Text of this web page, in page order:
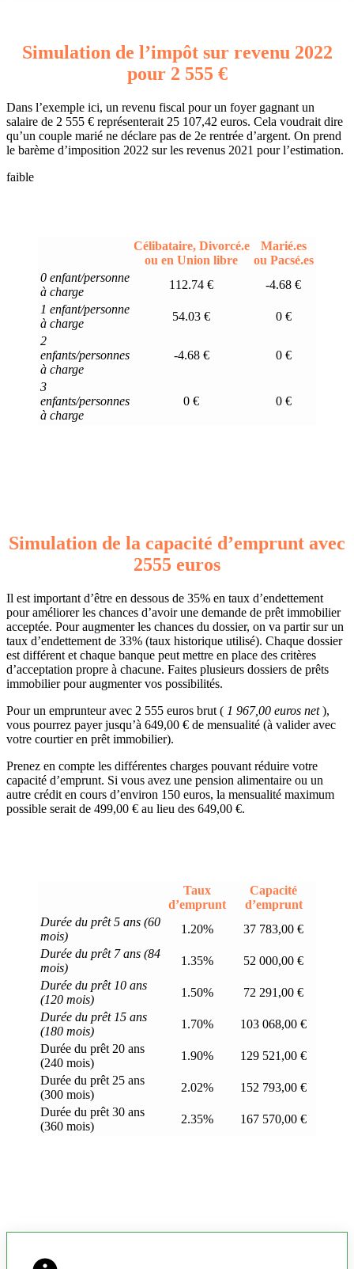
Simulation de l’impôt sur revenu 2022
pour 2 555 €
Dans l’exemple ici, un revenu fiscal pour un foyer gagnant un
salaire de 2 555 € représenterait 25 107,42 euros. Cela voudrait dire
qu’un couple marié ne déclare pas de 2e rentrée d’argent. On prend
le barème d’imposition 2022 sur les revenus 2021 pour l’estimation.
faible
Célibataire, Divorcé.e
ou en Union libre
Marié.es
ou Pacsé.es
0 enfant/personne
à charge
112.74 €
-4.68 €
1 enfant/personne
à charge
54.03 €
0 €
2
enfants/personnes
à charge
-4.68 € 0 €
3
enfants/personnes
à charge
0 € 0 €
Simulation de la capacité d’emprunt avec
2555 euros
Il est important d’être en dessous de 35% en taux d’endettement
pour améliorer les chances d’avoir une demande de prêt immobilier
acceptée. Pour augmenter les chances du dossier, on va partir sur un
taux d’endettement de 33% (taux historique utilisé). Chaque dossier
est différent et chaque banque peut mettre en place des critères
d’acceptation propre à chacune. Faites plusieurs dossiers de prêts
immobilier pour augmenter vos possibilités.
Pour un emprunteur avec 2 555 euros brut ( 1 967,00 euros net),
vous pourrez payer jusqu’à 649,00 € de mensualité (à valider avec
votre courtier en prêt immobilier).
Prenez en compte les différentes charges pouvant réduire votre
capacité d’emprunt. Si vous avez une pension alimentaire ou un
autre crédit en cours d’environ 150 euros, la mensualité maximum
possible serait de 499,00 € au lieu des 649,00 €.
Taux
d’emprunt
Capacité
d’emprunt
Durée du prêt 5 ans (60
mois)
1.20%
37 783,00 €
Durée du prêt 7 ans (84
mois)
1.35%
52 000,00 €
Durée du prêt 10 ans
(120 mois)
1.50%
72 291,00 €
Durée du prêt 15 ans
(180 mois)
1.70%
103 068,00 €
Durée du prêt 20 ans
(240 mois)
1.90%
129 521,00 €
Durée du prêt 25 ans
(300 mois)
2.02%
152 793,00 €
Durée du prêt 30 ans
(360 mois)
2.35% 167 570,00 €